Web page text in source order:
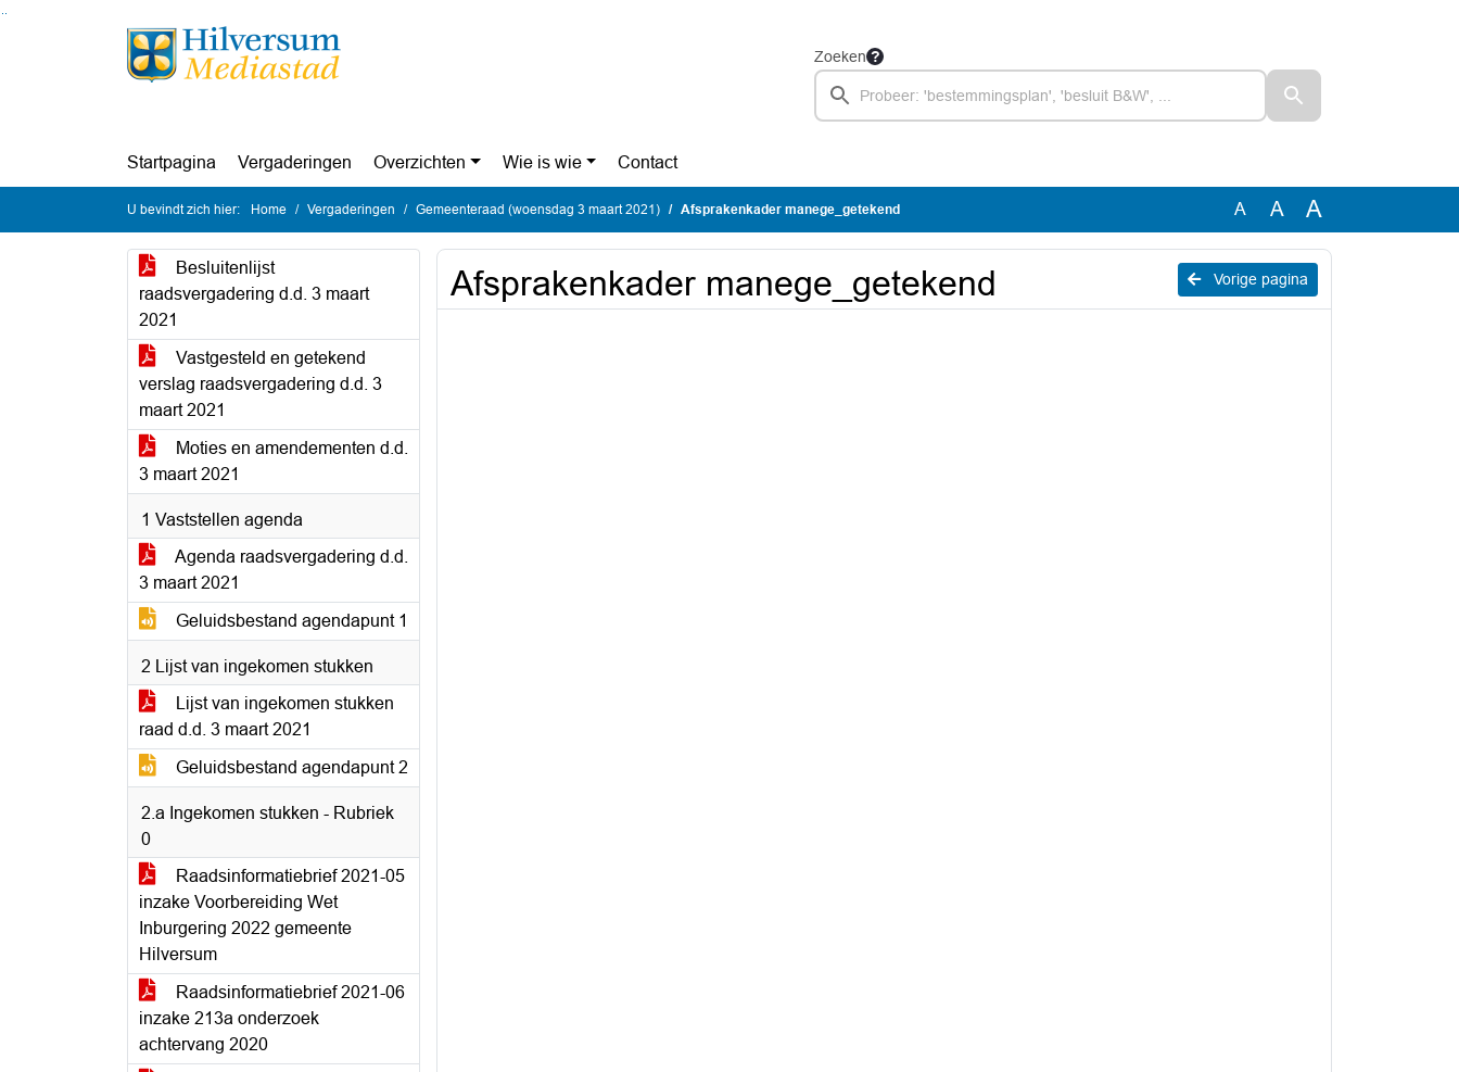
Ga naar de inhoud van deze pagina
Ga naar het zoeken
Ga naar het menu
Zoeken
Startpagina Vergaderingen Overzichten Wie is wie Contact
U bevindt zich hier: Home Vergaderingen Gemeenteraad (woensdag 3 maart 2021) Afsprakenkader manege_getekend A A A
Besluitenlijst
raadsvergadering d.d. 3 maart
2021
Vastgesteld en getekend
verslag raadsvergadering d.d. 3
maart 2021
Moties en amendementen d.d.
3 maart 2021
1 Vaststellen agenda
Agenda raadsvergadering d.d.
3 maart 2021
Geluidsbestand agendapunt 1
2 Lijst van ingekomen stukken
Lijst van ingekomen stukken
raad d.d. 3 maart 2021
Geluidsbestand agendapunt 2
2.a Ingekomen stukken - Rubriek
0
Raadsinformatiebrief 2021-05
inzake Voorbereiding Wet
Inburgering 2022 gemeente
Hilversum
Raadsinformatiebrief 2021-06
inzake 213a onderzoek
achtervang 2020
Vorige pagina
Afsprakenkader manege_getekend